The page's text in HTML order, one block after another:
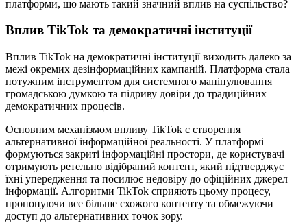
платформи, що мають такий значний вплив на суспільство?
Вплив TikTok та демократичні інституції
Вплив TikTok на демократичні інституції виходить далеко за
межі окремих дезінформаційних кампаній. Платформа стала
потужним інструментом для системного маніпулювання
громадською думкою та підриву довіри до традиційних
демократичних процесів.
Основним механізмом впливу TikTok є створення
альтернативної інформаційної реальності. У платформі
формуються закриті інформаційні простори, де користувачі
отримують ретельно відібраний контент, який підтверджує
їхні упередження та посилює недовіру до офіційних джерел
інформації. Алгоритми TikTok сприяють цьому процесу,
пропонуючи все більше схожого контенту та обмежуючи
доступ до альтернативних точок зору.